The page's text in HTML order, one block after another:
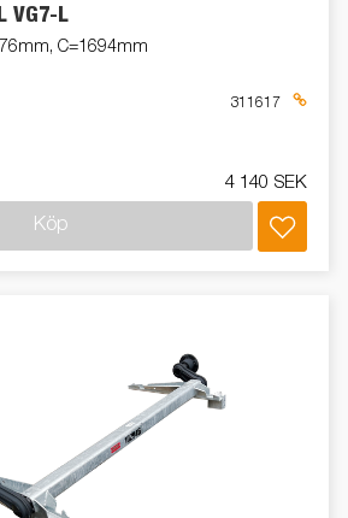
VG7-L
C=1694mm
311617
4 140 SEK
Köp